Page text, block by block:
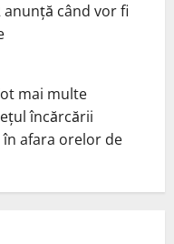
anunță când vor fi
mai multe
încărcării
afara orelor de